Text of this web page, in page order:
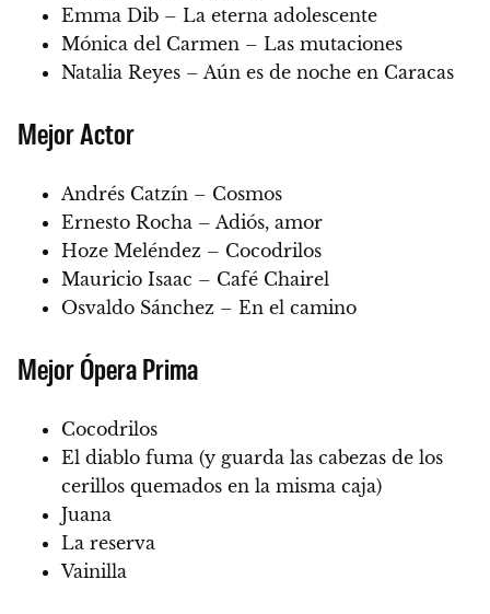
Emma Dib – La eterna adolescente
Mónica del Carmen – Las mutaciones
Natalia Reyes – Aún es de noche en Caracas
Mejor Actor
Andrés Catzín – Cosmos
Ernesto Rocha – Adiós, amor
Hoze Meléndez – Cocodrilos
Mauricio Isaac – Café Chairel
Osvaldo Sánchez – En el camino
Mejor Ópera Prima
Cocodrilos
El diablo fuma (y guarda las cabezas de los
cerillos quemados en la misma caja)
Juana
La reserva
Vainilla